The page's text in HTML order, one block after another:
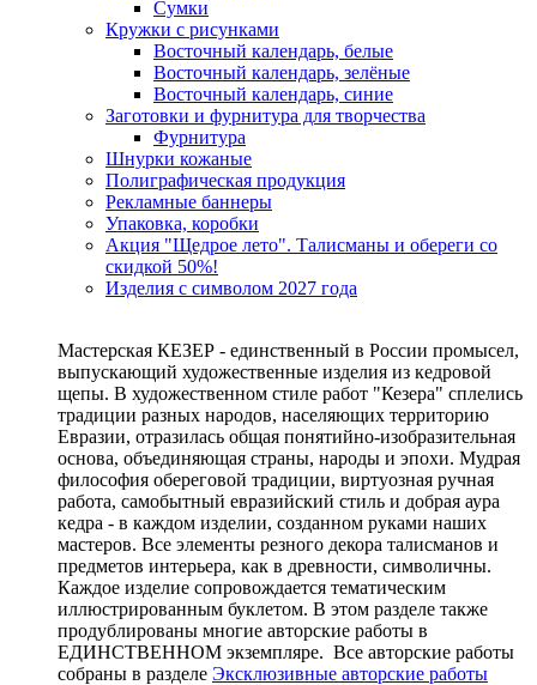
Сумки
Кружки с рисунками
Восточный календарь, белые
Восточный календарь, зелёные
Восточный календарь, синие
Заготовки и фурнитура для творчества
Фурнитура
Шнурки кожаные
Полиграфическая продукция
Рекламные баннеры
Упаковка, коробки
Акция "Щедрое лето". Талисманы и обереги со
скидкой 50%!
Изделия с символом 2027 года
Мастерская КЕЗЕР - единственный в России промысел,
выпускающий художественные изделия из кедровой
щепы. В художественном стиле работ "Кезера" сплелись
традиции разных народов, населяющих территорию
Евразии, отразилась общая понятийно-изобразительная
основа, объединяющая страны, народы и эпохи. Мудрая
философия обереговой традиции, виртуозная ручная
работа, самобытный евразийский стиль и добрая аура
кедра - в каждом изделии, созданном руками наших
мастеров. Все элементы резного декора талисманов и
предметов интерьера, как в древности, символичны.
Каждое изделие сопровождается тематическим
иллюстрированным буклетом. В этом разделе также
продублированы многие авторские работы в
ЕДИНСТВЕННОМ экземпляре. Все авторские работы
собраны в разделе Эксклюзивные авторские работы